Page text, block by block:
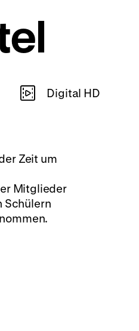
Digital HD
Zeit um
Mitglieder
Schülern